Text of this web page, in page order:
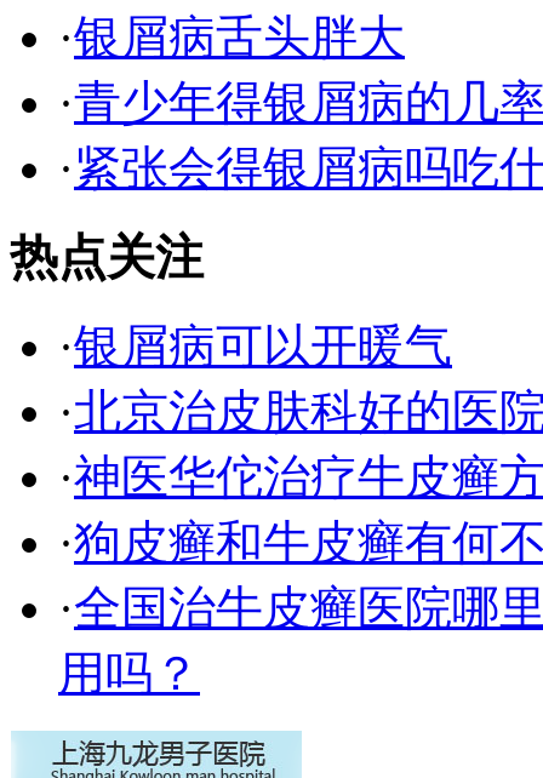
·银屑病舌头胖大
·青少年得银屑病的几
·紧张会得银屑病吗吃
热点关注
·银屑病可以开暖气
·北京治皮肤科好的医
·神医华佗治疗牛皮癣
·狗皮癣和牛皮癣有何
·全国治牛皮癣医院哪
用吗？